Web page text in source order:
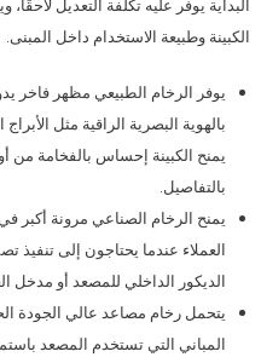
البداية يوفر عليه تكلفة التعديل
الكبينة وطبيعة الاستخدام داخل المبنى.
يوفر الرخام الطبيعي مظهر فاخر
بالهوية البصرية الراقية مثل الأبراج
يمنح الكبينة إحساس بالفخامة
بالتفاصيل.
يمنح الرخام الصناعي مرونة أكبر
العملاء عندما يحتاجون إلى تنفيذ
الديكور الداخلي للمصعد أو مدخل
يتحمل رخام مصاعد عالي الجودة
المباني التي تستخدم المصعد